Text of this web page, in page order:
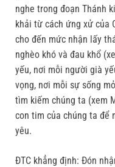
nghe trong đoạn Thánh
khải từ cách ứng xử của
cho đến mức nhận lấy
nghèo khó và đau khổ
yếu, nơi mỗi người già
vọng, nơi mỗi sự sống
tìm kiếm chúng ta (xem
con tim của chúng ta để
yêu.
ĐTC khẳng định: Đón